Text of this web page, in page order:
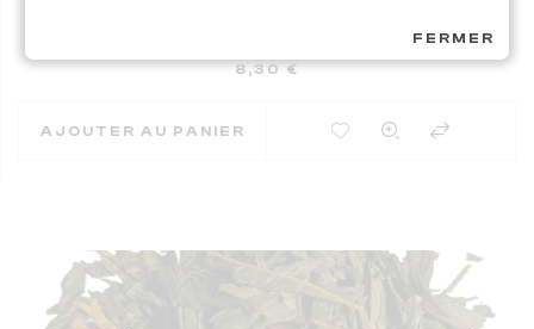
8,30€
AJOUTER AU PANIER
FERMER